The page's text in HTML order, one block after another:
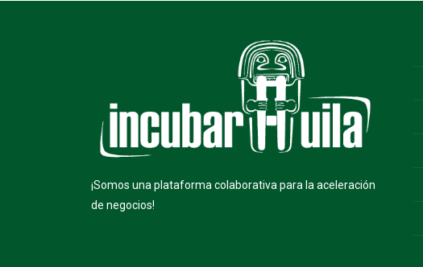
¡Somos una plataforma colaborativa para la aceleración
de negocios!